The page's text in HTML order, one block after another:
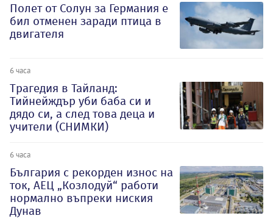
Полет от Солун за Германия е
бил отменен заради птица в
двигателя
6 часа
Трагедия в Тайланд:
Тийнейждър уби баба си и
дядо си, а след това деца и
учители (СНИМКИ)
6 часа
България с рекорден износ на
ток, АЕЦ „Козлодуй“ работи
нормално въпреки ниския
Дунав